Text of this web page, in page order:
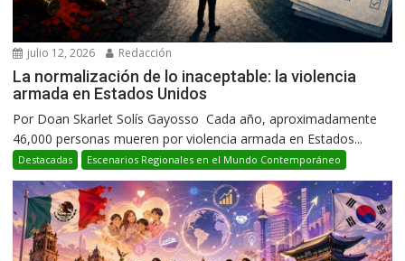
julio 12, 2026 Redacción
La normalización de lo inaceptable: la violencia
armada en Estados Unidos
Por Doan Skarlet Solís Gayosso Cada año, aproximadamente
46,000 personas mueren por violencia armada en Estados...
Destacadas Escenarios Regionales en el Mundo Contemporáneo